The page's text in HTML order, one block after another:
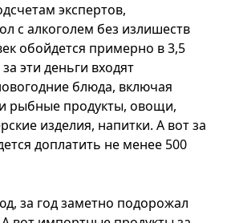
экспертов,
с алкоголем без излишеств
обойдется примерно в 3,5
эти деньги входят
блюда, включая
рыбные продукты, овощи,
изделия, напитки. А вот за
доплатить не менее 500
за год заметно подорожал